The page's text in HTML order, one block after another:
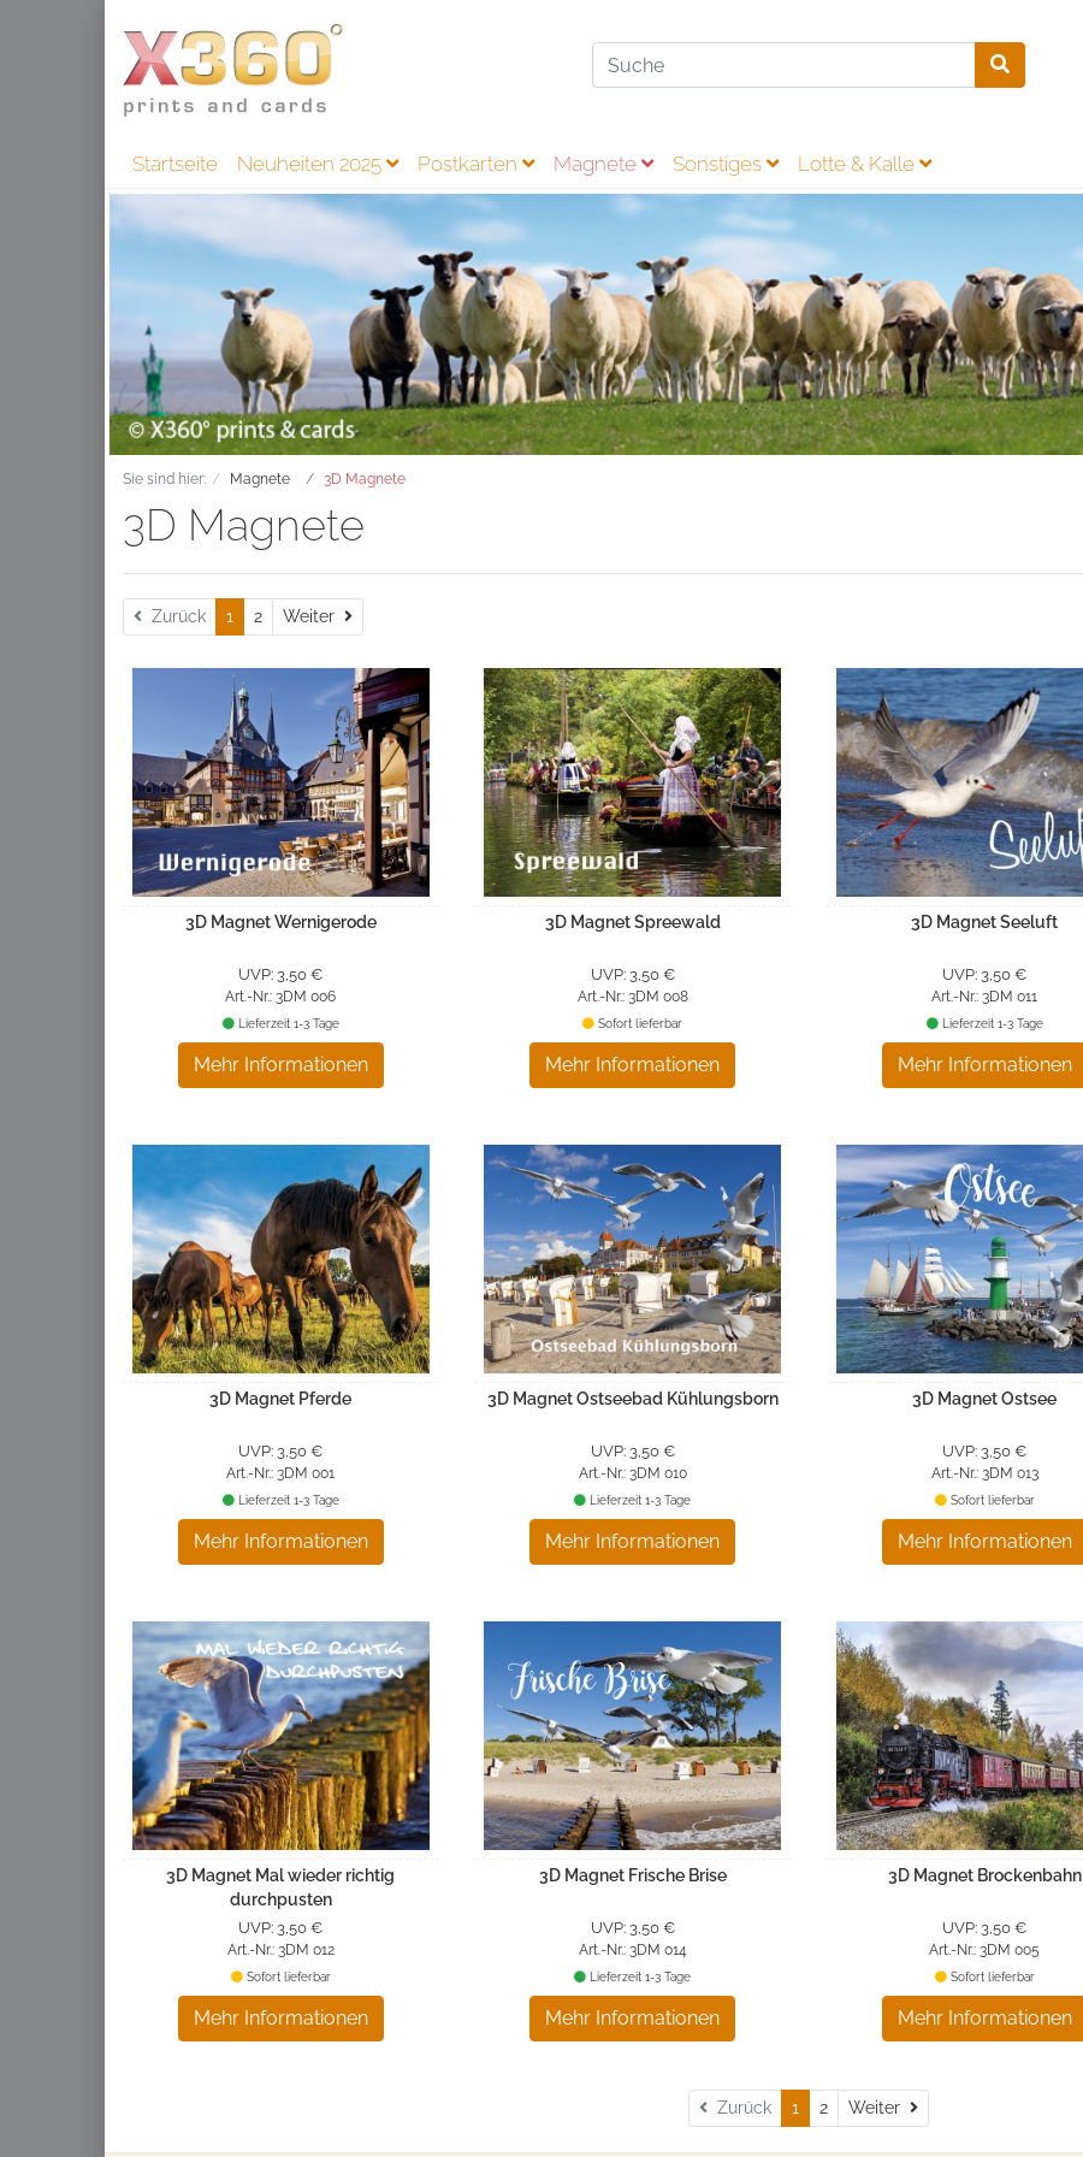
Startseite Neuheiten 2025 Postkarten Magnete Sonstiges Lotte & Kalle
Sie sind hier: Magnete 3D Magnete
3D Magnete
Zurück 1 2 Weiter Weiter
3D Magnet Wernigerode
UVP: 3,50 €
Art.-Nr.: 3DM 006
Mehr Informationen
Lieferzeit 1-3 Tage
3D Magnet Spreewald
UVP: 3,50 €
Art.-Nr.: 3DM 008
Mehr Informationen
Sofort lieferbar
3D Magnet Seeluft
UVP: 3,50 €
Art.-Nr.: 3DM 011
Mehr Informationen
Lieferzeit 1-3 Tage
3D Magnet Pferde
UVP: 3,50 €
Art.-Nr.: 3DM 001
Mehr Informationen
Lieferzeit 1-3 Tage
3D Magnet Ostseebad Kühlungsborn
UVP: 3,50 €
Art.-Nr.: 3DM 010
Mehr Informationen
Lieferzeit 1-3 Tage
3D Magnet Ostsee
UVP: 3,50 €
Art.-Nr.: 3DM 013
Mehr Informationen
Sofort lieferbar
3D Magnet Mal wieder richtig
durchpusten
UVP: 3,50 €
Art.-Nr.: 3DM 012
Mehr Informationen
Sofort lieferbar
3D Magnet Frische Brise
UVP: 3,50 €
Art.-Nr.: 3DM 014
Mehr Informationen
Lieferzeit 1-3 Tage
3D Magnet Brockenbahn
UVP: 3,50 €
Art.-Nr.: 3DM 005
Mehr Informationen
Sofort lieferbar
Zurück 1 2 Weiter Weiter